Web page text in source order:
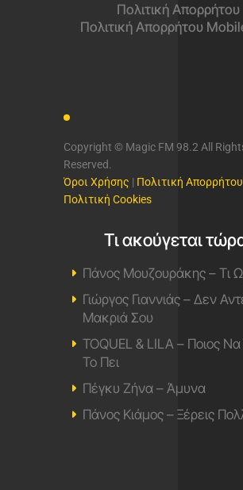
Πολιτική Απορρήτου
Πολιτική Απορρήτου
Copyright © Magic FM 98.2 All
Reserved.
Όροι Χρήσης | Πολιτική Απορρήτου
Πολιτική Cookies
Τι ακούγεται
Πάνος Μουζουράκης – Τι
Γιώργος Γιαννιάς – Δεν
Μακριά Σου
TOQUEL & LILA – Ποιος
Το Πει
Πέγκυ Ζήνα – Άμυνα
Πάνος Κιάμος – Ξέρεις